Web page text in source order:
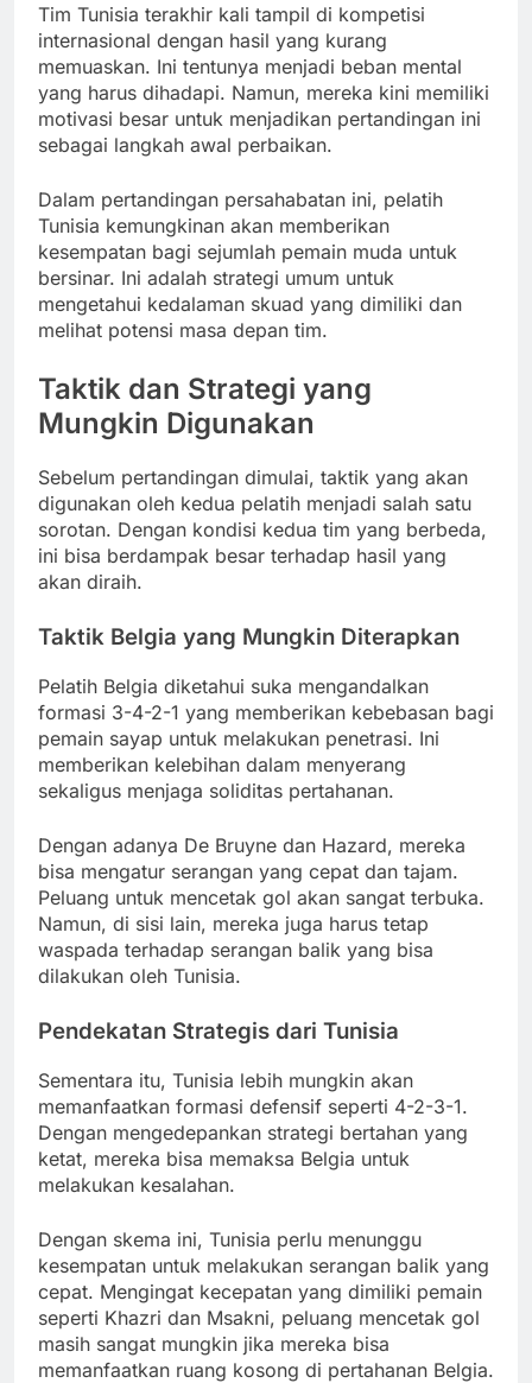
Tim Tunisia terakhir kali tampil di kompetisi
internasional dengan hasil yang kurang
memuaskan. Ini tentunya menjadi beban mental
yang harus dihadapi. Namun, mereka kini memiliki
motivasi besar untuk menjadikan pertandingan ini
sebagai langkah awal perbaikan.
Dalam pertandingan persahabatan ini, pelatih
Tunisia kemungkinan akan memberikan
kesempatan bagi sejumlah pemain muda untuk
bersinar. Ini adalah strategi umum untuk
mengetahui kedalaman skuad yang dimiliki dan
melihat potensi masa depan tim.
Taktik dan Strategi yang
Mungkin Digunakan
Sebelum pertandingan dimulai, taktik yang akan
digunakan oleh kedua pelatih menjadi salah satu
sorotan. Dengan kondisi kedua tim yang berbeda,
ini bisa berdampak besar terhadap hasil yang
akan diraih.
Taktik Belgia yang Mungkin Diterapkan
Pelatih Belgia diketahui suka mengandalkan
formasi 3-4-2-1 yang memberikan kebebasan bagi
pemain sayap untuk melakukan penetrasi. Ini
memberikan kelebihan dalam menyerang
sekaligus menjaga soliditas pertahanan.
Dengan adanya De Bruyne dan Hazard, mereka
bisa mengatur serangan yang cepat dan tajam.
Peluang untuk mencetak gol akan sangat terbuka.
Namun, di sisi lain, mereka juga harus tetap
waspada terhadap serangan balik yang bisa
dilakukan oleh Tunisia.
Pendekatan Strategis dari Tunisia
Sementara itu, Tunisia lebih mungkin akan
memanfaatkan formasi defensif seperti 4-2-3-1.
Dengan mengedepankan strategi bertahan yang
ketat, mereka bisa memaksa Belgia untuk
melakukan kesalahan.
Dengan skema ini, Tunisia perlu menunggu
kesempatan untuk melakukan serangan balik yang
cepat. Mengingat kecepatan yang dimiliki pemain
seperti Khazri dan Msakni, peluang mencetak gol
masih sangat mungkin jika mereka bisa
memanfaatkan ruang kosong di pertahanan Belgia.